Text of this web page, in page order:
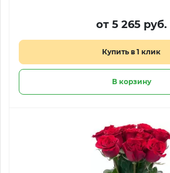
от 5 265 руб.
Купить в 1 клик
В корзину